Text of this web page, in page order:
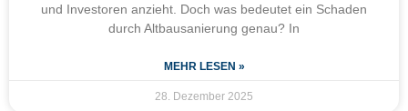
und Investoren anzieht. Doch was bedeutet ein Schaden
durch Altbausanierung genau? In
MEHR LESEN »
28. Dezember 2025